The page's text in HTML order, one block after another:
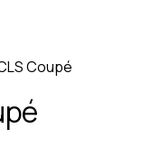
Coupé